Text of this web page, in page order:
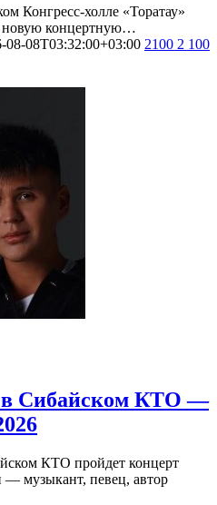
Конгресс-холле «Торатау»
новую концертную…
08-08T03:32:00+03:00 2100 2 100
Сибайском КТО —
КТО пройдет концерт
музыкант, певец, автор